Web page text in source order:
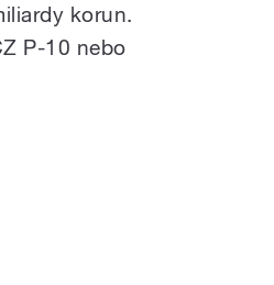
korun.
P-10 nebo